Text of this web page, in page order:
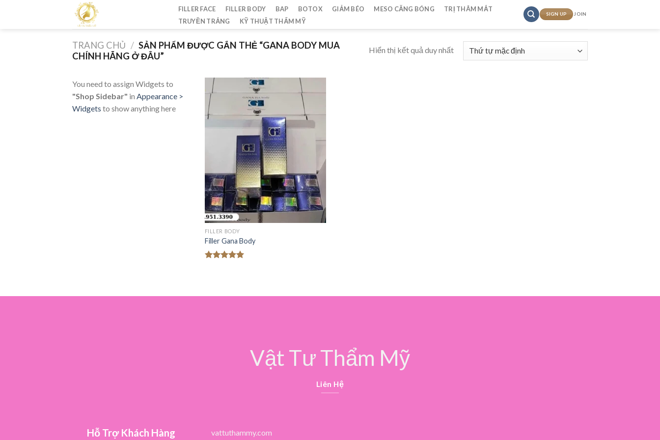
FILLER FACE FILLER BODY BAP BOTOX GIẢM BÉO MESO CĂNG BÓNG
TRỊ THÂM MẮT
TRUYỀN TRẮNG
KỸ THUẬT THẨM MỸ
SIGN UP JOIN
TRANG CHỦ / SẢN PHẨM ĐƯỢC GẮN THẺ “GANA BODY MUA
CHÍNH HÃNG Ở ĐÂU”
Hiển thị kết quả duy nhất
You need to assign Widgets to
"Shop Sidebar" in Appearance >
Widgets to show anything here
FILLER BODY
Filler Gana Body
Vật Tư Thẩm Mỹ
Liên Hệ
Hỗ Trợ Khách Hàng
vattuthammy.com